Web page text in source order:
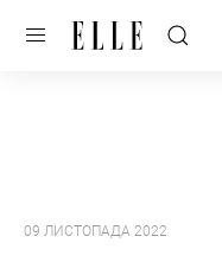
09 ЛИСТОПАДА 2022